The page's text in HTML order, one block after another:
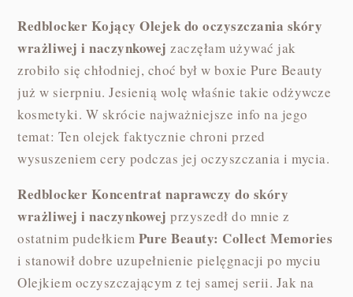
Redblocker Kojący Olejek do oczyszczania skóry
wrażliwej i naczynkowej zaczęłam używać jak
zrobiło się chłodniej, choć był w boxie Pure Beauty
już w sierpniu. Jesienią wolę właśnie takie odżywcze
kosmetyki. W skrócie najważniejsze info na jego
temat: Ten olejek faktycznie chroni przed
wysuszeniem cery podczas jej oczyszczania i mycia.
Redblocker Koncentrat naprawczy do skóry
wrażliwej i naczynkowejprzyszedł do mnie z
ostatnim pudełkiem Pure Beauty: Collect Memories
i stanowił dobre uzupełnienie pielęgnacji po myciu
Olejkiem oczyszczającym z tej samej serii. Jak na